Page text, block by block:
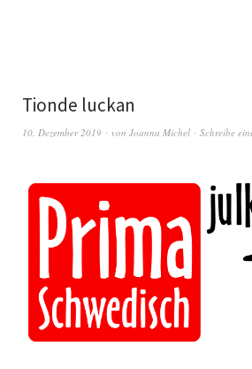
Tionde luckan
10. Dezember 2019 von Joanna Michel Schreibe